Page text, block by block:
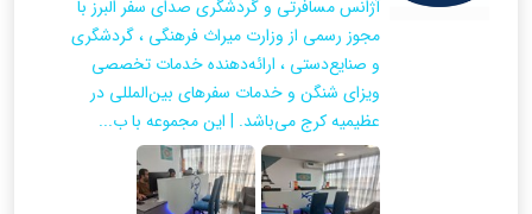
آژانس مسافرتی و گردشگری صدای سفر البرز با
مجوز رسمی از وزارت میراث فرهنگی ، گردشگری
و صنایع‌دستی ، ارائه‌دهنده خدمات تخصصی
ویزای شنگن و خدمات سفرهای بین‌المللی در
عظیمیه کرج می‌باشد. | این مجموعه با ب...